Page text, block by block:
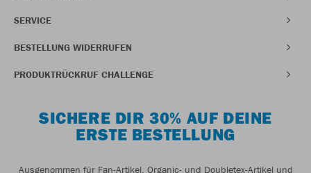
SERVICE
BESTELLUNG WIDERRUFEN
PRODUKTRÜCKRUF CHALLENGE
SICHERE DIR 30% AUF DEINE
ERSTE BESTELLUNG
Ausgenommen für Fan-Artikel, Organic- und Doubletex-Artikel und